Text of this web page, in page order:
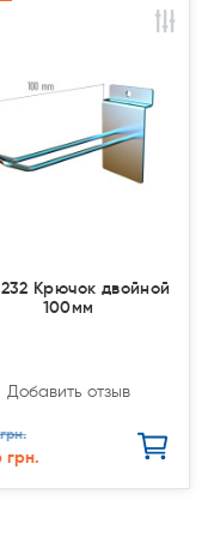
Крючок двойной
100мм
Добавить отзыв
грн.